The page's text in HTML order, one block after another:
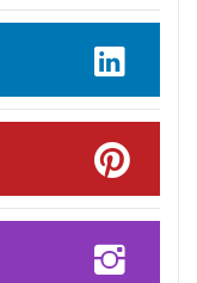
का